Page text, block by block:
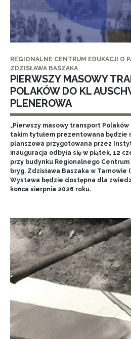
REGIONALNE CENTRUM EDUKACJI O
ZDZISŁAWA BASZAKA
PIERWSZY MASOWY
POLAKÓW DO KL
PLENEROWA
„Pierwszy masowy transport Polaków
takim tytułem prezentowana będzie
planszowa przygotowana przez
inauguracja odbyła się w piątek, 12
przy budynku Regionalnego Centrum
bryg. Zdzisława Baszaka w Tarnowie
Wystawa będzie dostępna dla
końca sierpnia 2026 roku.